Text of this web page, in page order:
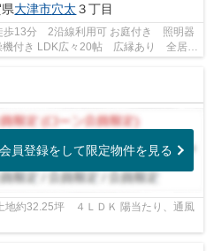
大津市穴太 ３丁目
歩13分 2沿線利用可 お庭付き 照明器
付き LDK広々20帖 広縁あり 全居室
能です
会員登録をして限定物件を見る
地約32.25坪 ４ＬＤＫ 陽当たり、通風